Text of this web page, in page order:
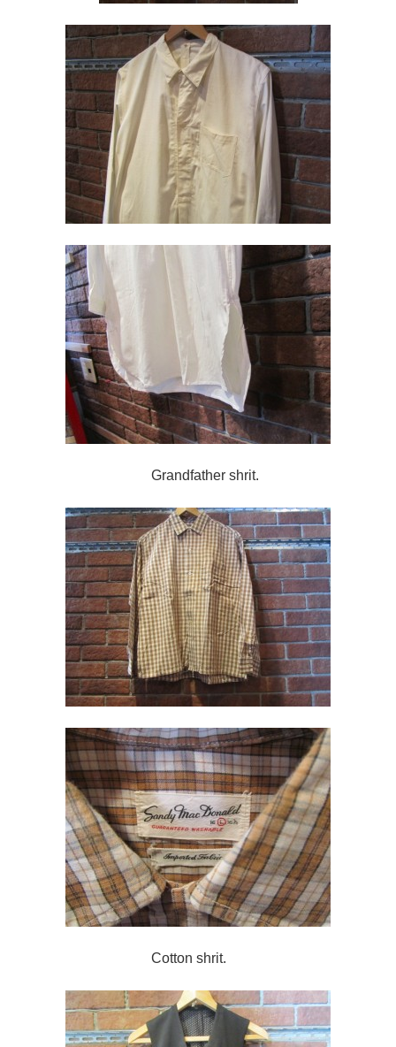
Grandfather shrit.
Cotton shrit.